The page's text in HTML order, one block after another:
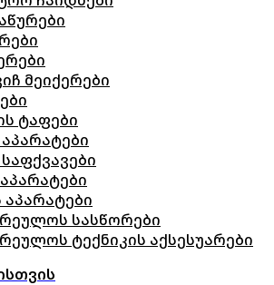
მეიქერები
ტაფები
აპარატები
აპარატები
სასწორები
ტექნიკის აქსესუარები